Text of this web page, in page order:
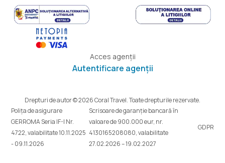
Acces agenții
Autentificare agenții
Drepturi de autor © 2026 Coral Travel. Toate drepturile rezervate.
Polița de asigurare
GERROMA Seria IF-I Nr.
4722, valabilitate 10.11.2025
- 09.11.2026
Scrisoare de garanție bancară în
valoare de 900.000 eur, nr.
4130165208080, valabilitate
27.02.2026 – 19.02.2027
GDPR